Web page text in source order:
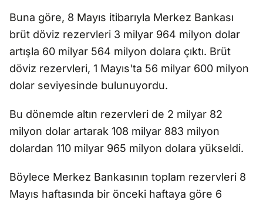
Buna göre, 8 Mayıs itibarıyla Merkez Bankası
brüt döviz rezervleri 3 milyar 964 milyon dolar
artışla 60 milyar 564 milyon dolara çıktı. Brüt
döviz rezervleri, 1 Mayıs'ta 56 milyar 600 milyon
dolar seviyesinde bulunuyordu.
Bu dönemde altın rezervleri de 2 milyar 82
milyon dolar artarak 108 milyar 883 milyon
dolardan 110 milyar 965 milyon dolara yükseldi.
Böylece Merkez Bankasının toplam rezervleri 8
Mayıs haftasında bir önceki haftaya göre 6